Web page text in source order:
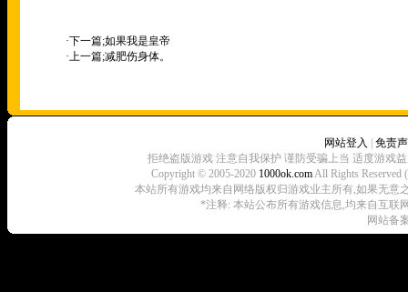
·下一篇;如果我是皇帝
·上一篇;减肥伤身体。
网站登入
免责
拒绝盗版游戏 注意自我保护 谨防受骗上当 适度游戏
Copyright © 2005-2020 1000ok.comAll Rights
本站所有游戏均来自网络版权归游戏业主所有,如果无意
*注释: 本站公布所有游戏信息,均来自互联
网站备